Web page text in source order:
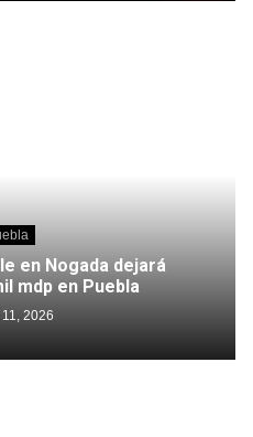
en Nogada dejará
mdp en Puebla
2026